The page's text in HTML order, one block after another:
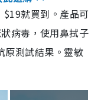
就買到。產品可
病毒，使用鼻拭子
原測試結果。靈敏